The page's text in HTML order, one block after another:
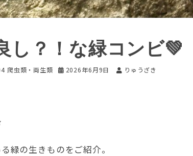
し？！な緑コンビ💚
爬虫類・両生類 2026年6月9日 りゅうざき
緑の生きものをご紹介。